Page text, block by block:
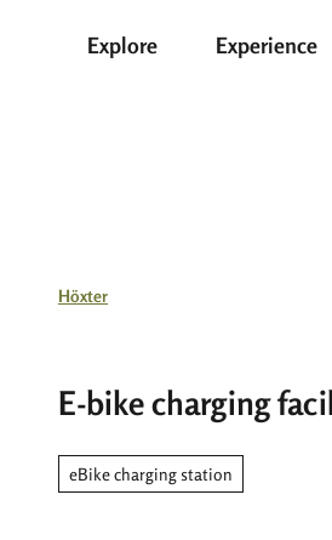
Explore Experience
Höxter
E-bike charging
eBike charging station